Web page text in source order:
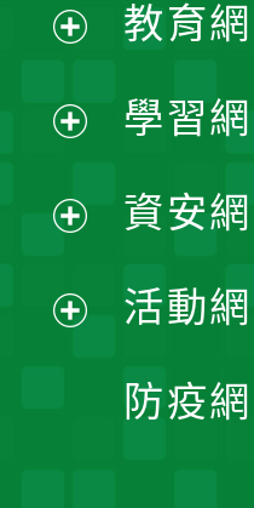
選
單
開
選
單
開
選
單
開
選
開
教育
學習
資安
活動
防疫